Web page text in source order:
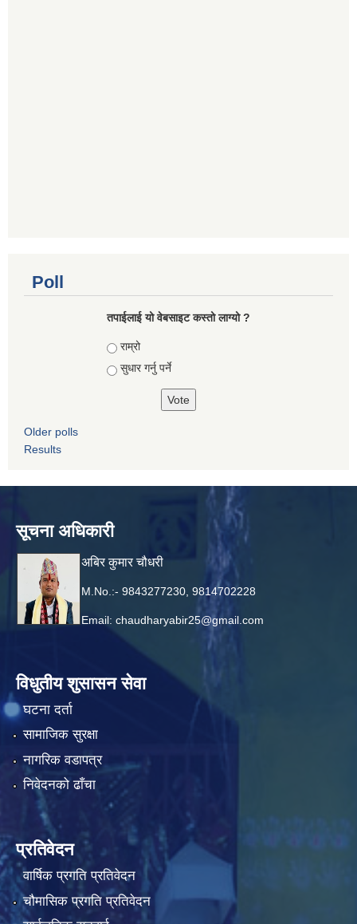
Poll
तपाई‌लाई यो वेबसाइट कस्तो लाग्यो ?
Choices
राम्रो
सुधार गर्नु पर्ने
Older polls
Results
सूचना अधिकारी
अबिर कुमार चौधरी
M.No.:- 9843277230, 9814702228
Email: chaudharyabir25@gmail.com
विधुतीय शुसासन सेवा
घटना दर्ता
सामाजिक सुरक्षा
नागरिक वडापत्र
निवेदनको ढाँचा
प्रतिवेदन
वार्षिक प्रगति प्रतिवेदन
चौमासिक प्रगति प्रतिवेदन